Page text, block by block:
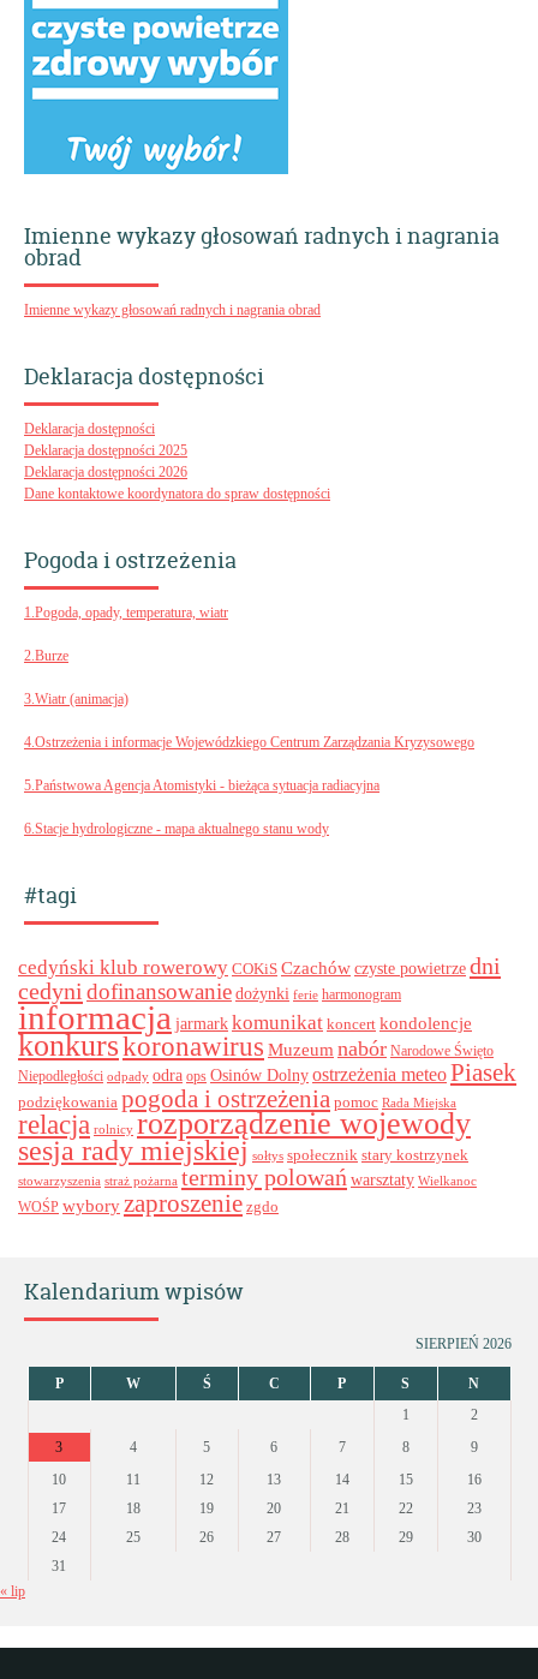
Imienne wykazy głosowań radnych i nagrania
obrad
Imienne wykazy głosowań radnych i nagrania obrad
Deklaracja dostępności
Deklaracja dostępności
Deklaracja dostępności 2025
Deklaracja dostępności 2026
Dane kontaktowe koordynatora do spraw dostępności
Pogoda i ostrzeżenia
1.Pogoda, opady, temperatura, wiatr
2.Burze
3.Wiatr (animacja)
4.Ostrzeżenia i informacje Wojewódzkiego Centrum Zarządzania Kryzysowego
5.Państwowa Agencja Atomistyki - bieżąca sytuacja radiacyjna
6.Stacje hydrologiczne - mapa aktualnego stanu wody
#tagi
cedyński klub rowerowy COKiS Czachówczyste powietrzedni
cedyni dofinansowanie dożynki ferie harmonogram
informacja jarmark komunikat koncert kondolencje
konkurskoronawirus Muzeumnabór Narodowe Święto
Niepodległości odpady odra ops Osinów Dolnyostrzeżenia meteoPiasek
podziękowania pogoda i ostrzeżenia pomoc Rada Miejska
relacja rolnicy rozporządzenie wojewody
sesja rady miejskiej sołtys społecznik stary kostrzynek
stowarzyszenia straż pożarna terminy polowań warsztaty Wielkanoc
WOŚP wyboryzaproszenie zgdo
Kalendarium wpisów
SIERPIEŃ 2026
P W Ś C P S
N
1
2
3
4 5 6 7 8
9
10
11 12 13 14 15
16
17
18 19 20 21 22
23
24
25 26 27 28 29
30
31
« lip